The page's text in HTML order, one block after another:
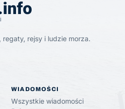
rejsy i ludzie morza.
WIADOMOŚCI
Wszystkie wiadomości